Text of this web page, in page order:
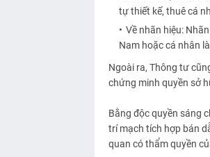
tự thiết kế, thuê cá
Về nhãn hiệu:
Nam hoặc cá nhân
Ngoài ra, Thông tư
chứng minh quyền sở
Bằng độc quyền sáng
trí mạch tích hợp bán
quan có thẩm quyền